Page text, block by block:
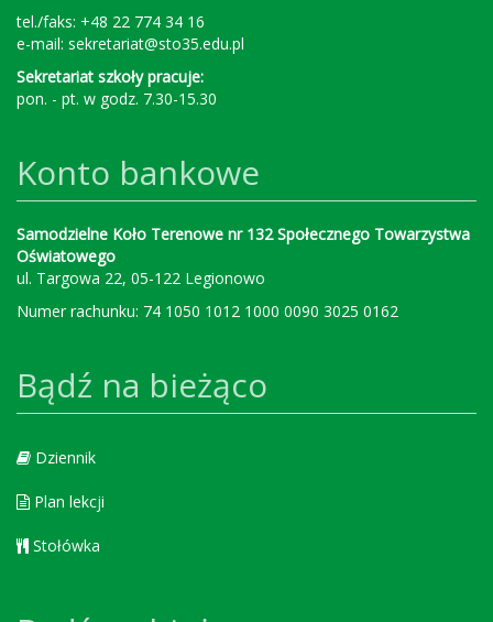
tel./faks: +48 22 774 34 16
e-mail: sekretariat@sto35.edu.pl
Sekretariat szkoły pracuje:
pon. - pt. w godz. 7.30-15.30
Konto bankowe
Samodzielne Koło Terenowe nr 132 Społecznego Towarzystwa
Oświatowego
ul. Targowa 22, 05-122 Legionowo
Numer rachunku: 74 1050 1012 1000 0090 3025 0162
Bądź na bieżąco
Dziennik
Plan lekcji
Stołówka